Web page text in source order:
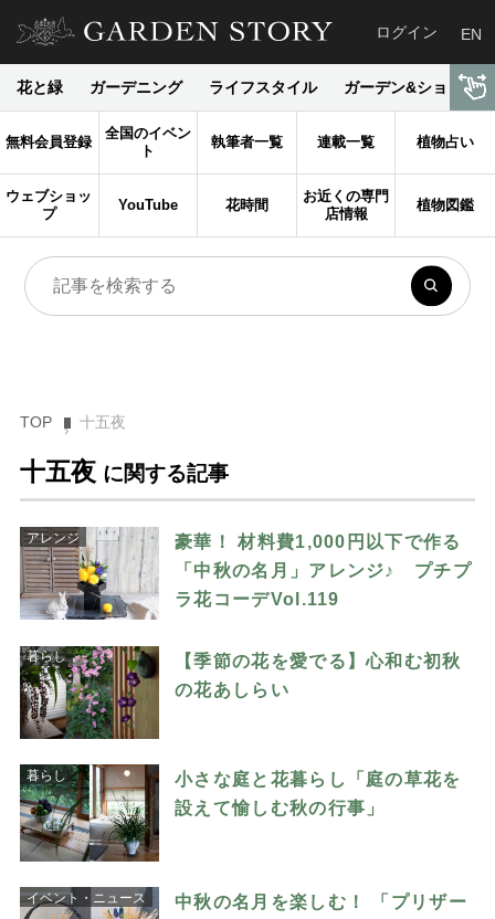
ログイン EN
花と緑 ガーデニング ライフスタイル ガーデン&ショップ
無料会員登録
全国のイベン
ト
執筆者一覧 連載一覧 植物占い
ウェブショッ
プ
YouTube 花時間
お近くの専門
店情報
植物図鑑
TOP 十五夜
十五夜 に関する記事
アレンジ
豪華！ 材料費1,000円以下で作る
「中秋の名月」アレンジ♪ プチプ
ラ花コーデVol.119
暮らし
【季節の花を愛でる】心和む初秋
の花あしらい
暮らし
小さな庭と花暮らし「庭の草花を
設えて愉しむ秋の行事」
イベント・ニュース
中秋の名月を楽しむ！ 「プリザー